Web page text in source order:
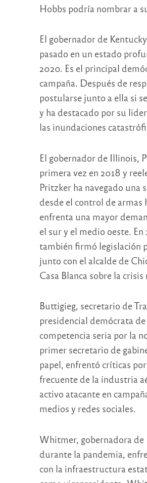
Hobbs podría nombrar a
El gobernador de
pasado en un estado
2020. Es el principal
campaña. Después de
postularse junto a ella si
y ha destacado por su
las inundaciones
El gobernador de Illinois,
primera vez en 2018 y
Pritzker ha navegado una
desde el control de
enfrenta una mayor
el sur y el medio oeste.
también firmó legislación
junto con el alcalde de
Casa Blanca sobre la
Buttigieg, secretario de
presidencial demócrata
competencia seria por la
primer secretario de
papel, enfrentó críticas
frecuente de la industria
activo atacante en
medios y redes sociales.
Whitmer, gobernadora de
durante la pandemia,
con la infraestructura